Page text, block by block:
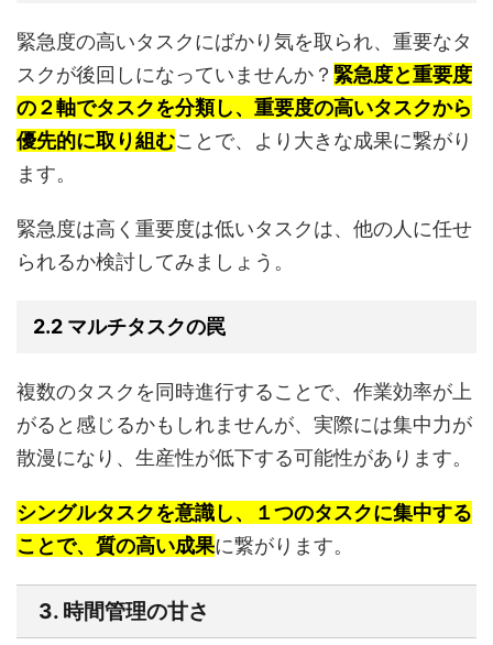
緊急度の高いタスクにばかり気を取られ、重要なタ
スクが後回しになっていませんか？ 緊急度と重要度
の２軸でタスクを分類し、重要度の高いタスクから
優先的に取り組むことで、より大きな成果に繋がり
ます。
緊急度は高く重要度は低いタスクは、他の人に任せ
られるか検討してみましょう。
2.2 マルチタスクの罠
複数のタスクを同時進行することで、作業効率が上
がると感じるかもしれませんが、実際には集中力が
散漫になり、生産性が低下する可能性があります。
シングルタスクを意識し、１つのタスクに集中する
ことで、質の高い成果に繋がります。
3. 時間管理の甘さ